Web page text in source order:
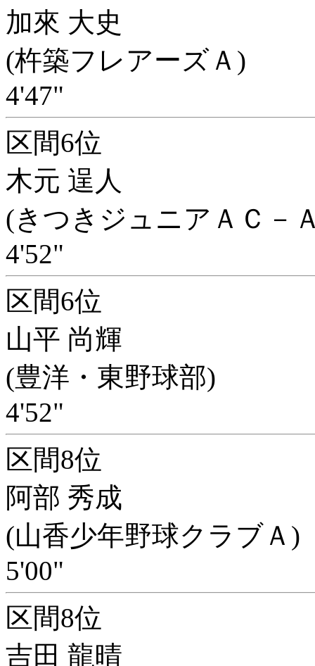
加來 大史
(杵築フレアーズＡ)
4'47"
区間6位
木元 逞人
(きつきジュニアＡＣ－
4'52"
区間6位
山平 尚輝
(豊洋・東野球部)
4'52"
区間8位
阿部 秀成
(山香少年野球クラブＡ)
5'00"
区間8位
吉田 龍晴